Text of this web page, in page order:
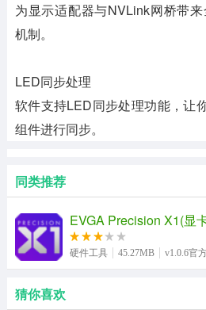
为显示适配器与NVLink网桥带
机制。
LED同步处理
软件支持LED同步处理功能，让
组件进行同步。
同类推荐
EVGA Precision X1(显
硬件工具 45.27MB v1.0.6官
猜你喜欢